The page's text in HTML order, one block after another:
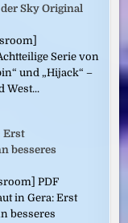
Sky Original
Serie von
und „Hijack“ –
West...
Erst
besseres
PDF
in Gera: Erst
besseres